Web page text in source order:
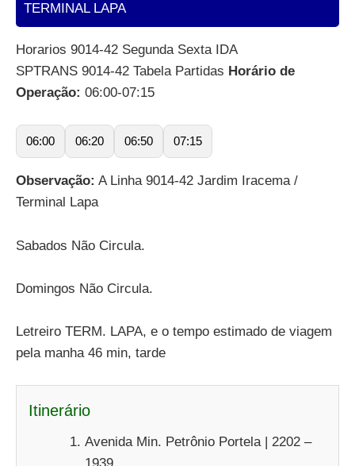
TERMINAL LAPA
Horarios 9014-42 Segunda Sexta IDA
SPTRANS 9014-42 Tabela Partidas Horário de
Operação: 06:00-07:15
06:00 06:20 06:50 07:15
Observação: A Linha 9014-42 Jardim Iracema /
Terminal Lapa
Sabados Não Circula.
Domingos Não Circula.
Letreiro TERM. LAPA, e o tempo estimado de viagem
pela manha 46 min, tarde
Itinerário
Avenida Min. Petrônio Portela | 2202 –